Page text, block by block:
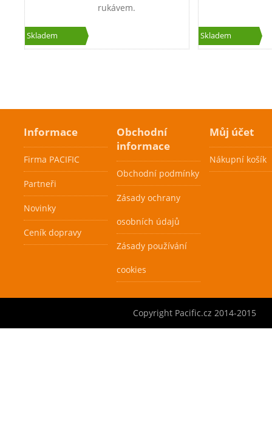
Skladem
rukávem.
Skladem
Informace
Firma PACIFIC
Partneři
Novinky
Ceník dopravy
Obchodní
informace
Obchodní podmínky
Zásady ochrany
osobních údajů
Zásady používání
cookies
Můj účet
Nákupní košík
Copyright Pacific.cz 2014-2015